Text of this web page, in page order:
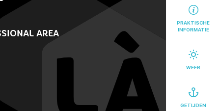
PRAKTISCHE
INFORMATIE
WEER
GETIJDEN
AREA